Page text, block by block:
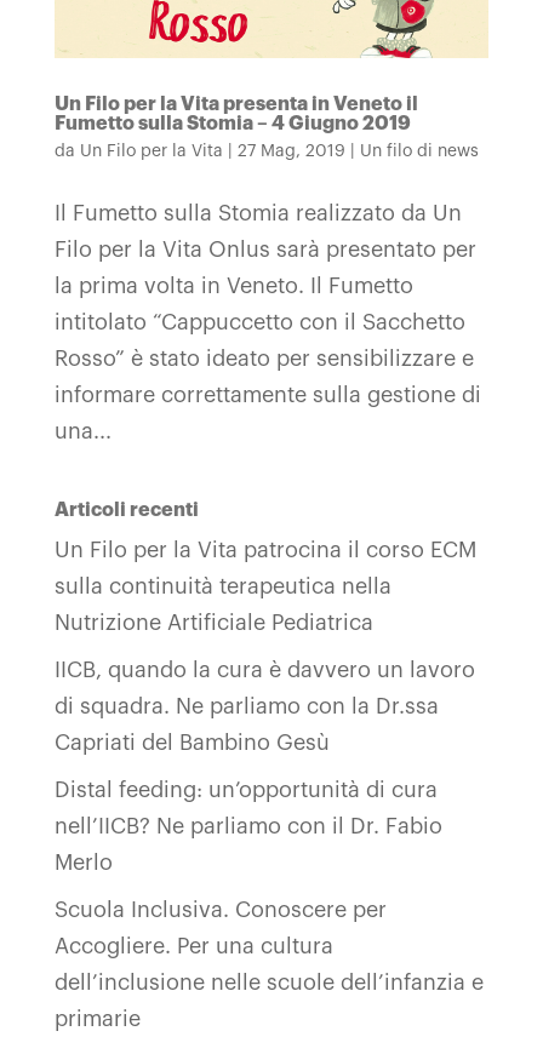
Un Filo per la Vita presenta in Veneto il
Fumetto sulla Stomia – 4 Giugno 2019
da Un Filo per la Vita 27 Mag, 2019 Un filo di news
Il Fumetto sulla Stomia realizzato da Un
Filo per la Vita Onlus sarà presentato per
la prima volta in Veneto. Il Fumetto
intitolato “Cappuccetto con il Sacchetto
Rosso” è stato ideato per sensibilizzare e
informare correttamente sulla gestione di
una...
Articoli recenti
Un Filo per la Vita patrocina il corso ECM
sulla continuità terapeutica nella
Nutrizione Artificiale Pediatrica
IICB, quando la cura è davvero un lavoro
di squadra. Ne parliamo con la Dr.ssa
Capriati del Bambino Gesù
Distal feeding: un’opportunità di cura
nell’IICB? Ne parliamo con il Dr. Fabio
Merlo
Scuola Inclusiva. Conoscere per
Accogliere. Per una cultura
dell’inclusione nelle scuole dell’infanzia e
primarie